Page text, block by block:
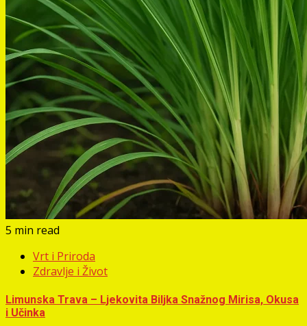
5 min read
Vrt i Priroda
Zdravlje i Život
Limunska Trava – Ljekovita Biljka Snažnog Mirisa, Okusa
i Učinka